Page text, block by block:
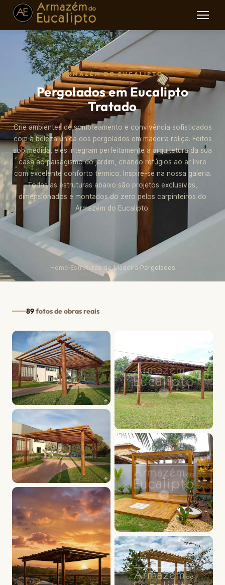
ARMAZÉM DO EUCALIPTO
Pergolados em Eucalipto
Tratado
Crie ambientes de sombreamento e convivência sofisticados
com a beleza única dos pergolados em madeira roliça. Feitos
sob medida, eles integram perfeitamente a arquitetura da sua
casa ao paisagismo do jardim, criando refúgios ao ar livre
com excelente conforto térmico. Inspire-se na nossa galeria.
Todas as estruturas abaixo são projetos exclusivos,
dimensionados e montados do zero pelos carpinteiros do
Armazém do Eucalipto.
Home› Estruturas de Madeira Pergolados
89fotos de obras reais